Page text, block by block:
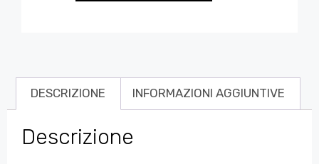
DESCRIZIONE INFORMAZIONI AGGIUNTIVE
Descrizione